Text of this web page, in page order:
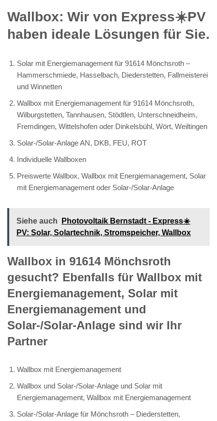
Wallbox: Wir von Express☀️PV️
haben ideale Lösungen für Sie.
Solar mit Energiemanagement für 91614 Mönchsroth –
Hammerschmiede, Hasselbach, Diederstetten, Fallmeisterei
und Winnetten
Wallbox mit Energiemanagement für 91614 Mönchsroth,
Wilburgstetten, Tannhausen, Stödtlen, Unterschneidheim,
Fremdingen, Wittelshofen oder Dinkelsbühl, Wört, Weiltingen
Solar-/Solar-Anlage AN, DKB, FEU, ROT
Individuelle Wallboxen
Preiswerte Wallbox, Wallbox mit Energiemanagement, Solar
mit Energiemanagement oder Solar-/Solar-Anlage
Siehe auch
Photovoltaik Bernstadt - Express☀️
PV️: Solar, Solartechnik, Stromspeicher, Wallbox
Wallbox in 91614 Mönchsroth
gesucht? Ebenfalls für Wallbox mit
Energiemanagement, Solar mit
Energiemanagement und
Solar-/Solar-Anlage sind wir Ihr
Partner
Wallbox mit Energiemanagement
Wallbox und Solar-/Solar-Anlage und Solar mit
Energiemanagement, Wallbox mit Energiemanagement
Solar-/Solar-Anlage für Mönchsroth – Diederstetten,